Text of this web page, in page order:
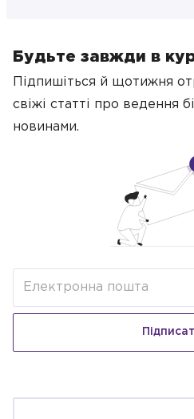
Будьте завжди в
Підпишіться й щотижня
свіжі статті про ведення
новинами.